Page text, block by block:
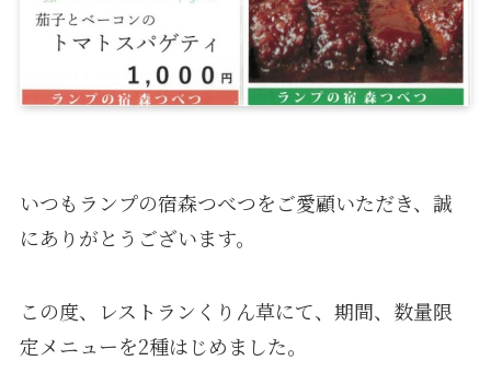
いつもランプの宿森つべつをご愛顧いただき、誠
にありがとうございます。
この度、レストランくりん草にて、期間、数量限
定メニューを2種はじめました。